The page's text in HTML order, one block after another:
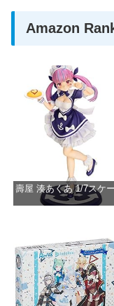
Amazon
壽屋 湊あくあ 1/7スケ